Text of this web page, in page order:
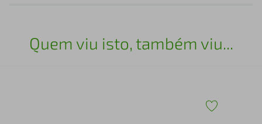
Quem viu isto, também viu...